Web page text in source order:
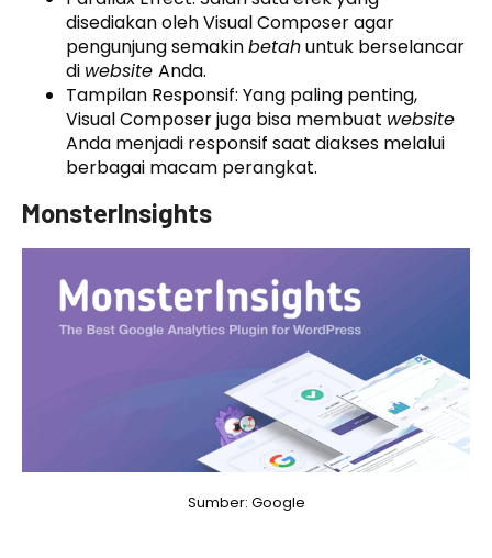
disediakan oleh Visual Composer agar
pengunjung semakinbetahuntuk berselancar
di website Anda.
Tampilan Responsif: Yang paling penting,
Visual Composer juga bisa membuat website
Anda menjadi responsif saat diakses melalui
berbagai macam perangkat.
MonsterInsights
Sumber: Google